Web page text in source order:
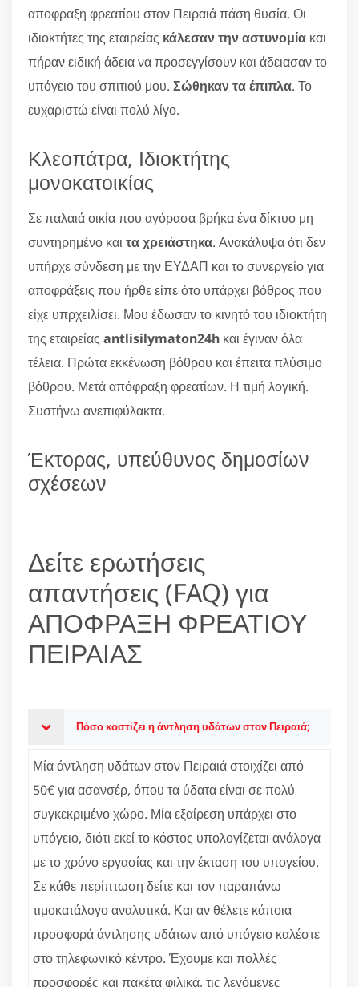
αποφραξη φρεατίου στον Πειραιά πάση θυσία. Οι
ιδιοκτήτες της εταιρείας κάλεσαν την αστυνομία και
πήραν ειδική άδεια να προσεγγίσουν και άδειασαν το
υπόγειο του σπιτιού μου. Σώθηκαν τα έπιπλα. Το
ευχαριστώ είναι πολύ λίγο.
Κλεοπάτρα, Ιδιοκτήτης
μονοκατοικίας
Σε παλαιά οικία που αγόρασα βρήκα ένα δίκτυο μη
συντηρημένο και τα χρειάστηκα. Ανακάλυψα ότι δεν
υπήρχε σύνδεση με την ΕΥΔΑΠ και το συνεργείο για
αποφράξεις που ήρθε είπε ότο υπάρχει βόθρος που
είχε υπρχειλίσει. Μου έδωσαν το κινητό του ιδιοκτήτη
της εταιρείας antlisilymaton24h και έγιναν όλα
τέλεια. Πρώτα εκκένωση βόθρου και έπειτα πλύσιμο
βόθρου. Μετά απόφραξη φρεατίων. Η τιμή λογική.
Συστήνω ανεπιφύλακτα.
Έκτορας, υπεύθυνος δημοσίων
σχέσεων
Δείτε ερωτήσεις
απαντήσεις (FAQ) για
ΑΠΟΦΡΑΞΗ ΦΡΕΑΤΙΟΥ
ΠΕΙΡΑΙΑΣ
Πόσο κοστίζει η άντληση υδάτων στον Πειραιά;
Μία άντληση υδάτων στον Πειραιά στοιχίζει από
50€ για ασανσέρ, όπου τα ύδατα είναι σε πολύ
συγκεκριμένο χώρο. Μία εξαίρεση υπάρχει στο
υπόγειο, διότι εκεί το κόστος υπολογίζεται ανάλογα
με το χρόνο εργασίας και την έκταση του υπογείου.
Σε κάθε περίπτωση δείτε και τον παραπάνω
τιμοκατάλογο αναλυτικά. Και αν θέλετε κάποια
προσφορά άντλησης υδάτων από υπόγειο καλέστε
στο τηλεφωνικό κέντρο. Έχουμε και πολλές
προσφορές και πακέτα φιλικά, τις λεγόμενες